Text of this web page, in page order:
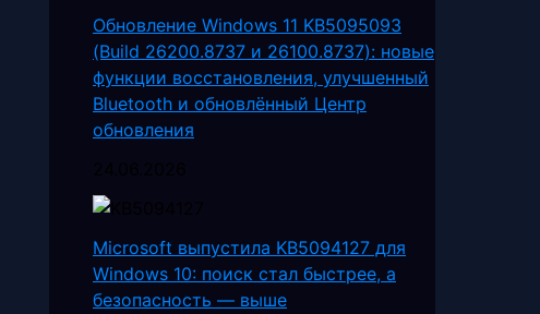
Обновление Windows 11 KB5095093
(Build 26200.8737 и 26100.8737): новые
функции восстановления, улучшенный
Bluetooth и обновлённый Центр
обновления
Microsoft выпустила KB5094127 для
Windows 10: поиск стал быстрее, а
безопасность — выше